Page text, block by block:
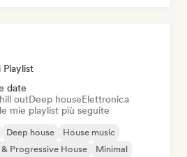
Playlist
date
outDeep houseElettronica
mie playlist più seguite
Deep house
House music
Progressive House
Minimal